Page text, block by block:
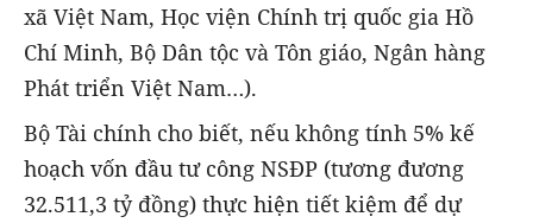
xã Việt Nam, Học viện Chính trị quốc gia Hồ
Chí Minh, Bộ Dân tộc và Tôn giáo, Ngân hàng
Phát triển Việt Nam…).
Bộ Tài chính cho biết, nếu không tính 5% kế
hoạch vốn đầu tư công NSĐP (tương đương
32.511,3 tỷ đồng) thực hiện tiết kiệm để dự